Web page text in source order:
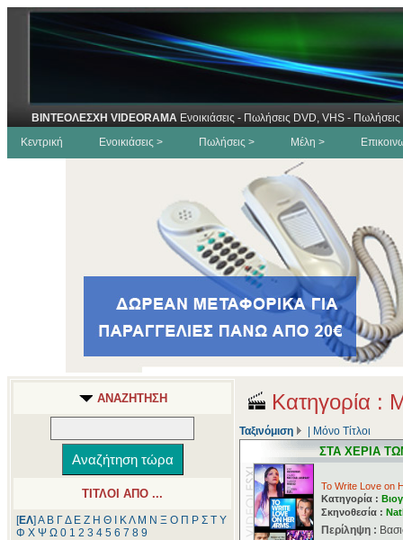
ΒΙΝΤΕΟΛΕΣΧΗ VIDEORAMA Ενοικιάσεις - Πωλήσεις DVD, VHS -
Κεντρική
Ενοικιάσεις > Πωλήσεις > Μέλη >
ΑΝΑΖΗΤΗΣΗ
ΤΙΤΛΟΙ ΑΠΟ ...
[ΕΛ] Α Β ΓΔ Ε Ζ Η Θ ΚΛ Μ Ν Ξ Ο Π Ρ Σ Τ Υ
Φ Χ Ψ Ω 0 1 2 3 4 5 6 7 8 9
Κατηγορία :
Ταξινόμιση Μόνο Τίτλοι
ΣΤΑ ΧΕΡΙΑ
To Write Love on
Κατηγορία :
Σκηνοθεσία :
Περίληψη :